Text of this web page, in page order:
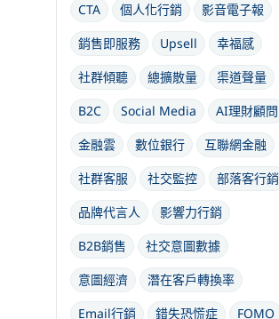
CTA
個人化行銷
影音電子報
銷售即服務
Upsell
幸福感
社群傾聽
總擴散量
渠道聲量
B2C
Social Media
AI理財顧問
金融雲
數位銀行
互聯網金融
社群客服
社交監控
部落客行銷
品牌代言人
影響力行銷
B2B銷售
社交意圖數據
意圖經濟
潛在客戶轉換率
Email行銷
錯失恐慌症
FOMO